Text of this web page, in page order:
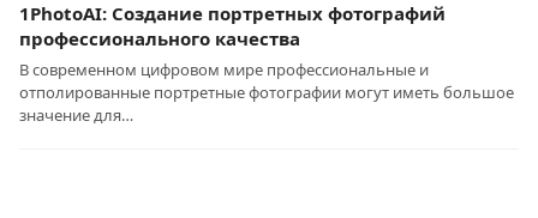
1PhotoAI: Создание портретных фотографий
профессионального качества
В современном цифровом мире профессиональные и
отполированные портретные фотографии могут иметь большое
значение для…